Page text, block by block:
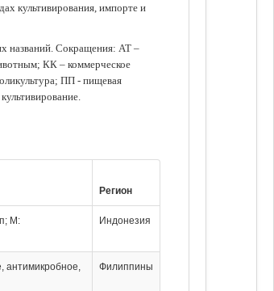
культивирования, импорте и
названий. Сокращения: АТ –
КК – коммерческое
ПП - пищевая
Регион
М:
Индонезия
антимикробное,
Филиппины